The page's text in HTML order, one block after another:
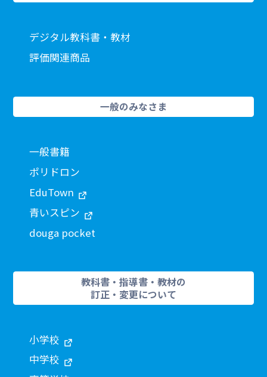
デジタル教科書・教材
評価関連商品
一般のみなさま
一般書籍
ポリドロン
EduTown
青いスピン
douga pocket
教科書・指導書・教材の
訂正・変更について
小学校
中学校